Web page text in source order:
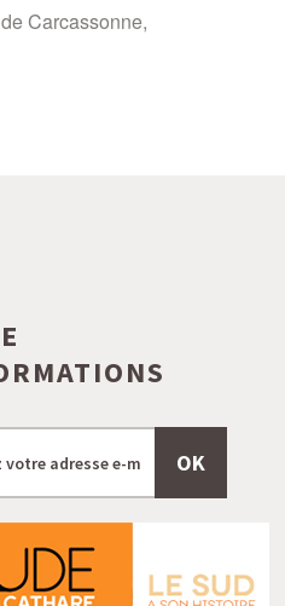
Carcassonne,
OK